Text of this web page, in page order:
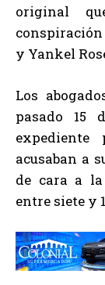
original
y Yankel
Los
pasado 15
acusaban a
de cara a la
entre siete y